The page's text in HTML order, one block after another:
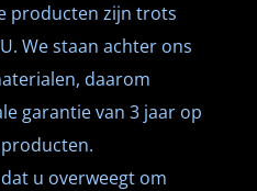
producten zijn trots
We staan achter ons
daarom
garantie van 3 jaar op
u overweegt om